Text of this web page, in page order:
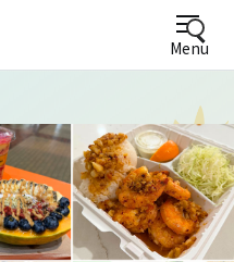
Menu